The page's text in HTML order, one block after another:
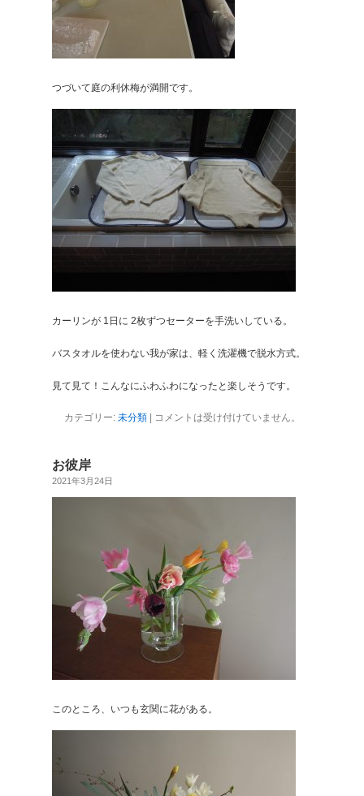
つづいて庭の利休梅が満開です。
カーリンが 1日に 2枚ずつセーターを手洗いしている。
バスタオルを使わない我が家は、軽く洗濯機で脱水方式。
見て見て！こんなにふわふわになったと楽しそうです。
カテゴリー: 未分類| コメントは受け付けていません。
お彼岸
2021年3月24日
このところ、いつも玄関に花がある。